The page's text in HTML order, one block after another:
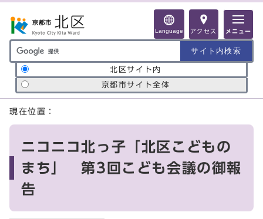
Language アクセス メニュー
サイト内検索の範囲
北区サイト内
京都市サイト全体
ここから本文です
現在位置：
ニコニコ北っ子「北区こどもの
まち」 第3回こども会議の御報
告